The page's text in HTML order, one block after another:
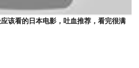
应该看的日本电影，吐血推荐，看完很满